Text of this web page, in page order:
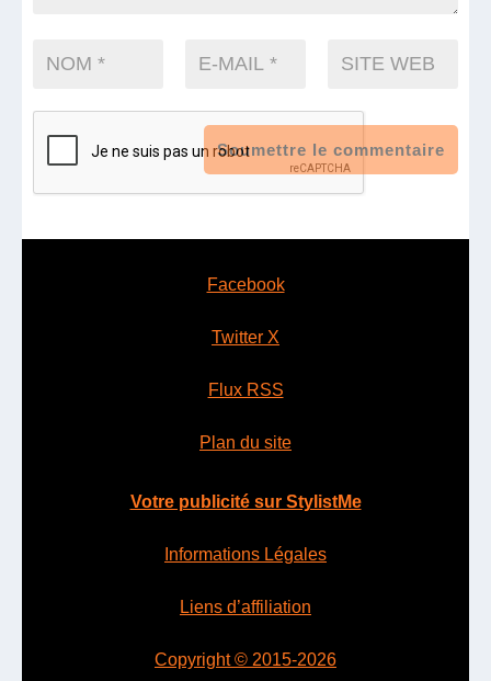
Soumettre le commentaire
Facebook
Twitter X
Flux RSS
Plan du site
Votre publicité sur StylistMe
Informations Légales
Liens d’affiliation
Copyright © 2015-2026